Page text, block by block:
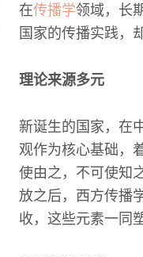
在传播学领域，长
国家的传播实践，
理论来源多元
新诞生的国家，在
观作为核心基础，
使由之，不可使知
放之后，西方传播
收，这些元素一同